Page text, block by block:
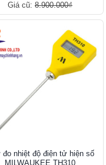
Giá cũ: 8.900.000₫
đo nhiệt độ điện tử hiện số
MILWAUKEE TH310